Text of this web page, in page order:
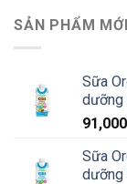
SẢN PHẨM MỚI
Sữa
dưỡng
91,000
Sữa
dưỡng